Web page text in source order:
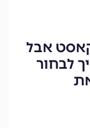
אבל
לבחור